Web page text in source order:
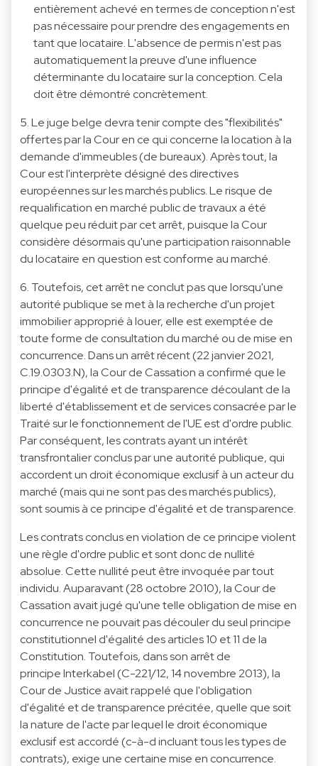
entièrement achevé en termes de conception n'est
pas nécessaire pour prendre des engagements en
tant que locataire. L'absence de permis n'est pas
automatiquement la preuve d'une influence
déterminante du locataire sur la conception. Cela
doit être démontré concrètement.
5. Le juge belge devra tenir compte des "flexibilités"
offertes par la Cour en ce qui concerne la location à la
demande d'immeubles (de bureaux). Après tout, la
Cour est l'interprète désigné des directives
européennes sur les marchés publics. Le risque de
requalification en marché public de travaux a été
quelque peu réduit par cet arrêt, puisque la Cour
considère désormais qu'une participation raisonnable
du locataire en question est conforme au marché.
6. Toutefois, cet arrêt ne conclut pas que lorsqu'une
autorité publique se met à la recherche d'un projet
immobilier approprié à louer, elle est exemptée de
toute forme de consultation du marché ou de mise en
concurrence. Dans un arrêt récent (22 janvier 2021,
C.19.0303.N), la Cour de Cassation a confirmé que le
principe d'égalité et de transparence découlant de la
liberté d'établissement et de services consacrée par le
Traité sur le fonctionnement de l'UE est d'ordre public.
Par conséquent, les contrats ayant un intérêt
transfrontalier conclus par une autorité publique, qui
accordent un droit économique exclusif à un acteur du
marché (mais qui ne sont pas des marchés publics),
sont soumis à ce principe d'égalité et de transparence.
Les contrats conclus en violation de ce principe violent
une règle d'ordre public et sont donc de nullité
absolue. Cette nullité peut être invoquée par tout
individu. Auparavant (28 octobre 2010), la Cour de
Cassation avait jugé qu'une telle obligation de mise en
concurrence ne pouvait pas découler du seul principe
constitutionnel d'égalité des articles 10 et 11 de la
Constitution. Toutefois, dans son arrêt de
principe Interkabel (C-221/12, 14 novembre 2013), la
Cour de Justice avait rappelé que l'obligation
d'égalité et de transparence précitée, quelle que soit
la nature de l'acte par lequel le droit économique
exclusif est accordé (c-à-d incluant tous les types de
contrats), exige une certaine mise en concurrence.